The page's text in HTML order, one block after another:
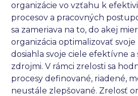
Slovník
organizácie vo vzťahu k
procesov a pracovných
sa zameriava na to, do akej
organizácia optimalizovať
dosiahla svoje ciele efektívne a
zdrojmi. V rámci zrelosti sa
procesy definované, riadené,
neustále zlepšované. Zrelosť